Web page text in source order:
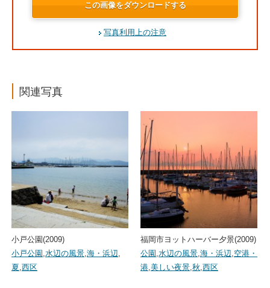
この画像をダウンロードする
写真利用上の注意
関連写真
小戸公園(2009)
小戸公園 ,水辺の風景,海・浜辺,
夏,西区
福岡市ヨットハーバー夕景(2009)
公園 ,水辺の風景,海・浜辺,空港・
港,美しい夜景,秋,西区